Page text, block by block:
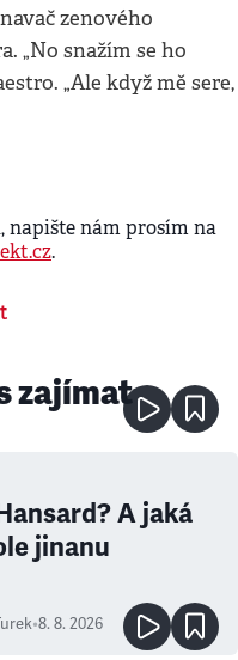
zenového
„No snažím se ho
„Ale když mě sere,
napište nám prosím na
.
zajímat
A jaká
jinanu
•8. 8. 2026